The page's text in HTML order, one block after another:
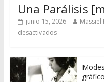
Una Parálisis
junio 15, 2026 Massiel
desactivados